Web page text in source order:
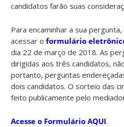
candidatos farão suas
Para encaminhar a sua
acessar o formulário
dia 22 de março de 2018. As
dirigidas aos três candidatos,
portanto, perguntas
dois candidatos. O sorteio das
feito publicamente pelo
Acesse o Formulário AQUI.